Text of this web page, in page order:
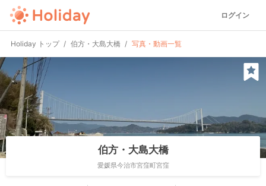
ログイン
Holiday トップ 伯方・大島大橋 写真・動画一覧
伯方・大島大橋
愛媛県今治市宮窪町宮窪